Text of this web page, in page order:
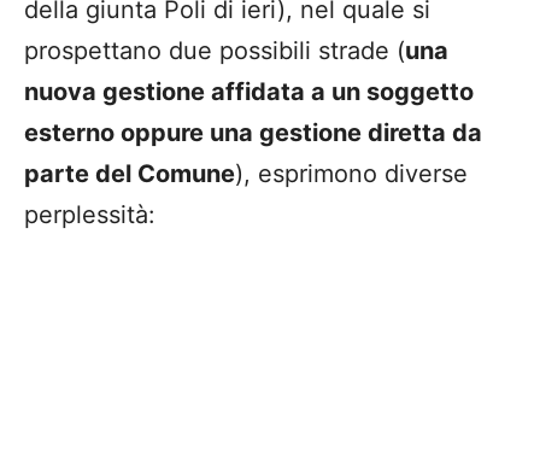
della giunta Poli di ieri), nel quale si
prospettano due possibili strade (una
nuova gestione affidata a un soggetto
esterno oppure una gestione diretta da
parte del Comune), esprimono diverse
perplessità: